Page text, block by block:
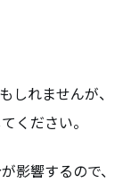
しれませんが、
ください。
影響するので、